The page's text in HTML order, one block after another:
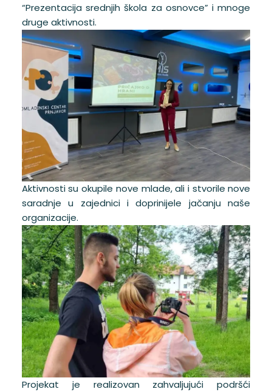
“Prezentacija srednjih škola za osnovce” i mnoge
druge aktivnosti.
Aktivnosti su okupile nove mlade, ali i stvorile nove
saradnje u zajednici i doprinijele jačanju naše
organizacije.
Projekat je realizovan zahvaljujući podršći